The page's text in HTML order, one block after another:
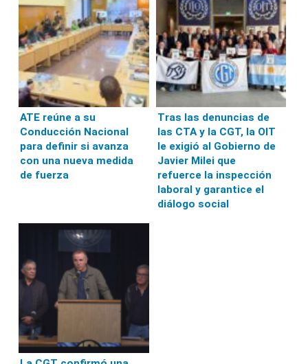
ATE reúne a su
Conducción Nacional
para definir si avanza
con una nueva medida
de fuerza
Tras las denuncias de
las CTA y la CGT, la OIT
le exigió al Gobierno de
Javier Milei que
refuerce la inspección
laboral y garantice el
diálogo social